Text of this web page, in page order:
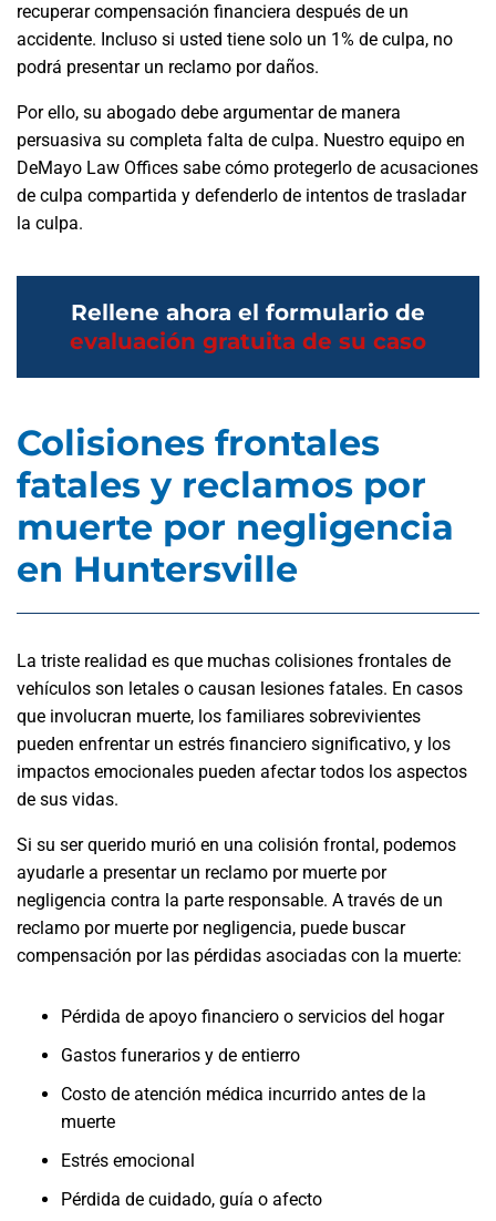
recuperar compensación financiera después de un
accidente. Incluso si usted tiene solo un 1% de culpa, no
podrá presentar un reclamo por daños.
Por ello, su abogado debe argumentar de manera
persuasiva su completa falta de culpa. Nuestro equipo en
DeMayo Law Offices sabe cómo protegerlo de acusaciones
de culpa compartida y defenderlo de intentos de trasladar
la culpa.
Rellene ahora el formulario de
evaluación gratuita de su caso
Colisiones frontales
fatales y reclamos por
muerte por negligencia
en Huntersville
La triste realidad es que muchas colisiones frontales de
vehículos son letales o causan lesiones fatales. En casos
que involucran muerte, los familiares sobrevivientes
pueden enfrentar un estrés financiero significativo, y los
impactos emocionales pueden afectar todos los aspectos
de sus vidas.
Si su ser querido murió en una colisión frontal, podemos
ayudarle a presentar un reclamo por muerte por
negligencia contra la parte responsable. A través de un
reclamo por muerte por negligencia, puede buscar
compensación por las pérdidas asociadas con la muerte:
Pérdida de apoyo financiero o servicios del hogar
Gastos funerarios y de entierro
Costo de atención médica incurrido antes de la
muerte
Estrés emocional
Pérdida de cuidado, guía o afecto